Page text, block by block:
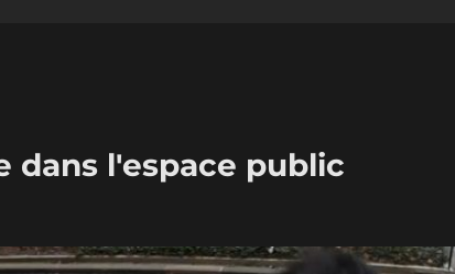
dans l'espace public